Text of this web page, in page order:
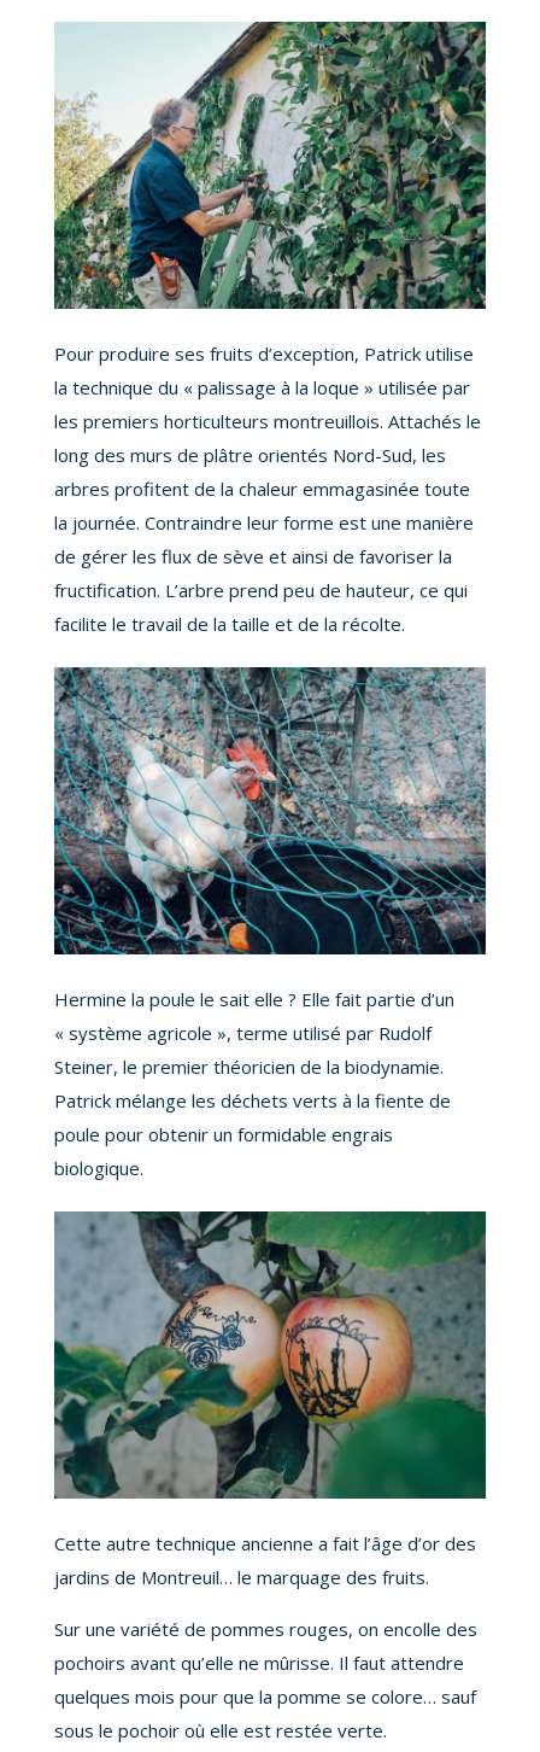
Pour produire ses fruits d’exception, Patrick utilise
la technique du « palissage à la loque » utilisée par
les premiers horticulteurs montreuillois. Attachés le
long des murs de plâtre orientés Nord-Sud, les
arbres profitent de la chaleur emmagasinée toute
la journée. Contraindre leur forme est une manière
de gérer les flux de sève et ainsi de favoriser la
fructification. L’arbre prend peu de hauteur, ce qui
facilite le travail de la taille et de la récolte.
Hermine la poule le sait elle ? Elle fait partie d’un
« système agricole », terme utilisé par Rudolf
Steiner, le premier théoricien de la biodynamie.
Patrick mélange les déchets verts à la fiente de
poule pour obtenir un formidable engrais
biologique.
Cette autre technique ancienne a fait l’âge d’or des
jardins de Montreuil… le marquage des fruits.
Sur une variété de pommes rouges, on encolle des
pochoirs avant qu’elle ne mûrisse. Il faut attendre
quelques mois pour que la pomme se colore… sauf
sous le pochoir où elle est restée verte.